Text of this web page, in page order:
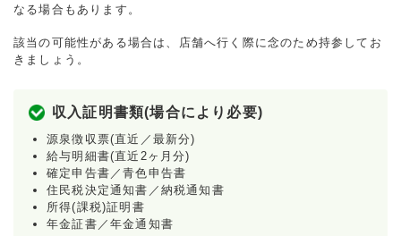
なる場合もあります。
該当の可能性がある場合は、店舗へ行く際に念のため持参してお
きましょう。
収入証明書類(場合により必要)
源泉徴収票(直近／最新分)
給与明細書(直近2ヶ月分)
確定申告書／青色申告書
住民税決定通知書／納税通知書
所得(課税)証明書
年金証書／年金通知書